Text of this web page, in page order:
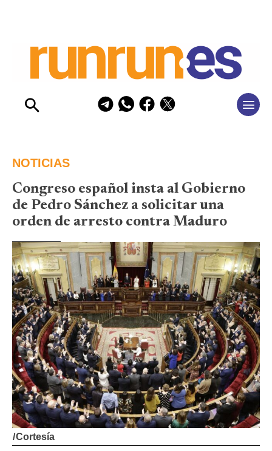
NOTICIAS
Congreso español insta al Gobierno
de Pedro Sánchez a solicitar una
orden de arresto contra Maduro
/Cortesía